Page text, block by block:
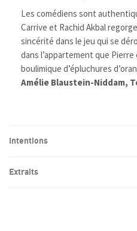
Les comédiens sont
Carrive et Rachid Akbal
sincérité dans le jeu qui se
dans l’appartement que
boulimique d’épluchures
Amélie Blaustein-Niddam,
Intentions
Extraits